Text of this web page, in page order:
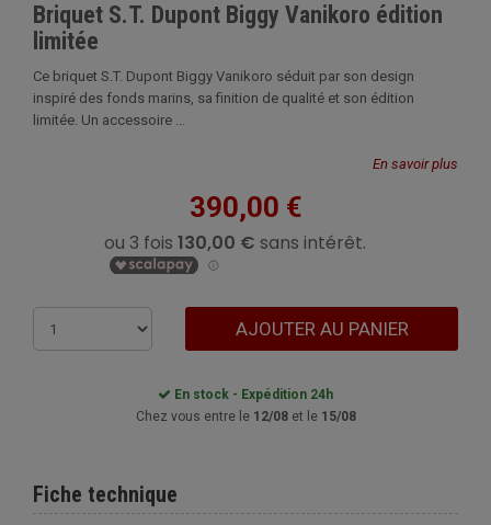
Briquet S.T. Dupont Biggy Vanikoro édition
limitée
Ce briquet S.T. Dupont Biggy Vanikoro séduit par son design
inspiré des fonds marins, sa finition de qualité et son édition
limitée. Un accessoire ...
En savoir plus
390,00 €
AJOUTER AU PANIER
En stock - Expédition 24h
Chez vous entre le 12/08et le 15/08
Fiche technique